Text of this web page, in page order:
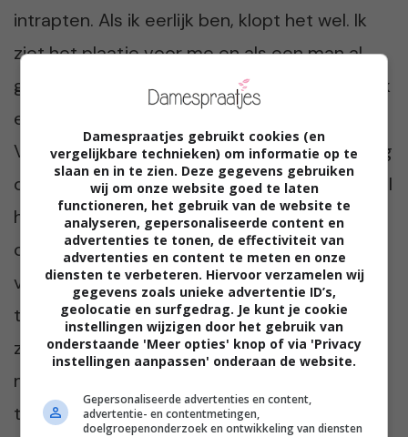
intrapten. Als ik eerlijk ben, klopt het wel. Ik
ziet het plaatje voor me en als een man al
gewoon aardig en leuk tegen me doet, ben ik
eigenlijk al heel tevreden. Dat is niet goed.
Voor een man verstikkend. Het is super nuttig
om over het mannenbrein te lezen en hoewel
het me nog geen leuke, vaste relatie heeft
opgeleverd, heb ik wel leuke dates. En ben ik
veel minder upset als mannen zich toch
terugtrekken. Ik raad elke datende vrouw aan
zich te verdiepen in dat wonderlijke
mannenbrein, het voorkomt veel
teleurstellingen.”
Damespraatjes gebruikt cookies (en
vergelijkbare technieken) om informatie op te
slaan en in te zien. Deze gegevens gebruiken
wij om onze website goed te laten
functioneren, het gebruik van de website te
analyseren, gepersonaliseerde content en
advertenties te tonen, de effectiviteit van
advertenties en content te meten en onze
diensten te verbeteren. Hiervoor verzamelen wij
gegevens zoals unieke advertentie ID’s,
geolocatie en surfgedrag. Je kunt je cookie
instellingen wijzigen door het gebruik van
onderstaande 'Meer opties' knop of via 'Privacy
instellingen aanpassen' onderaan de website.
Gepersonaliseerde advertenties en content,
advertentie- en contentmetingen,
doelgroepenonderzoek en ontwikkeling van diensten